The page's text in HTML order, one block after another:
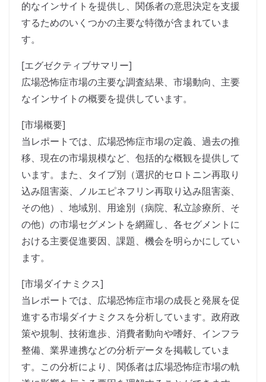
的なインサイトを提供し、関係者の意思決定を支援
するためのいくつかの主要な特徴が含まれていま
す。
[エグゼクティブサマリー]
広場恐怖症市場の主要な調査結果、市場動向、主要
なインサイトの概要を提供しています。
[市場概要]
当レポートでは、広場恐怖症市場の定義、過去の推
移、現在の市場規模など、包括的な概観を提供して
います。また、タイプ別（選択的セロトニン再取り
込み阻害薬、ノルエピネフリン再取り込み阻害薬、
その他）、地域別、用途別（病院、私立診療所、そ
の他）の市場セグメントを網羅し、各セグメントに
おける主要促進要因、課題、機会を明らかにしてい
ます。
[市場ダイナミクス]
当レポートでは、広場恐怖症市場の成長と発展を促
進する市場ダイナミクスを分析しています。政府政
策や規制、技術進歩、消費者動向や嗜好、インフラ
整備、業界連携などの分析データを掲載していま
す。この分析により、関係者は広場恐怖症市場の軌